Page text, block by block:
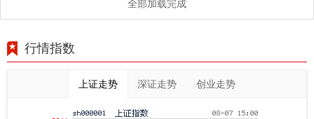
全部加载完成
行情指数
上证走势 深证走势 创业走势